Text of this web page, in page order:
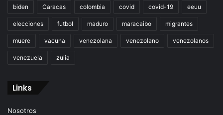
biden Caracas colombia covid covid-19 eeuu
elecciones futbol maduro maracaibo migrantes
muere vacuna venezolana venezolano venezolanos
venezuela zulia
Links
Nosotros